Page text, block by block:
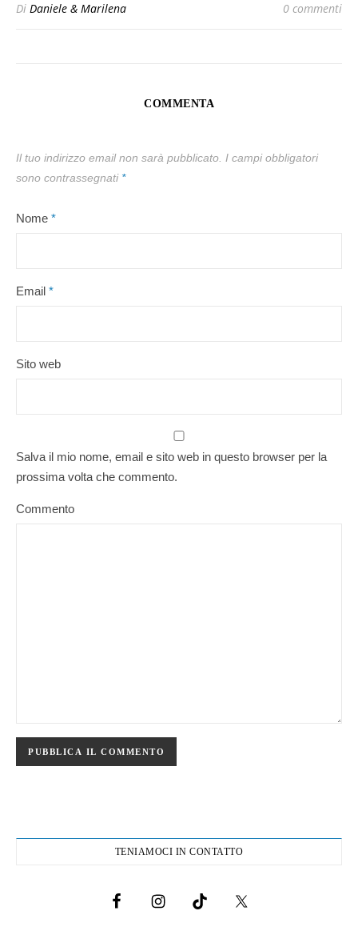
Di Daniele & Marilena 0 commenti
COMMENTA
Il tuo indirizzo email non sarà pubblicato. I campi obbligatori
sono contrassegnati *
Nome *
Email *
Sito web
Salva il mio nome, email e sito web in questo browser per la
prossima volta che commento.
Commento
TENIAMOCI IN CONTATTO